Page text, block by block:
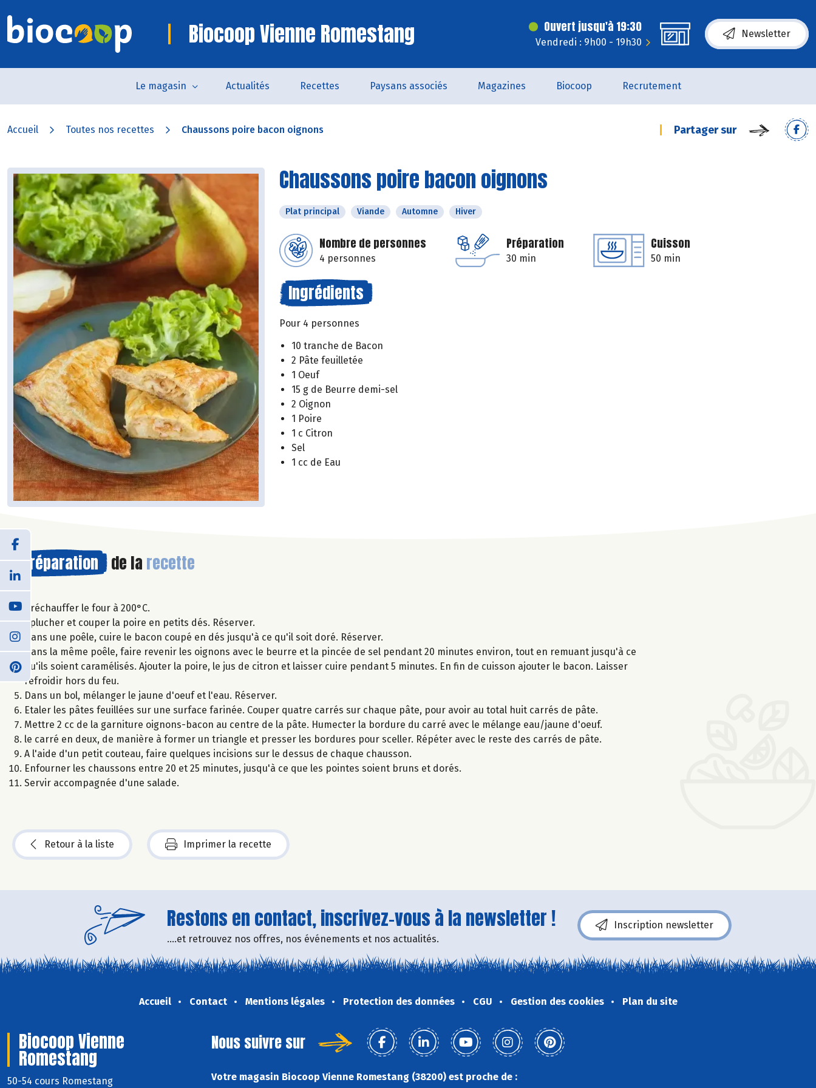
Biocoop Vienne Romestang Ouvert jusqu'à 19:30
Vendredi : 9h00 - 19h30
Newsletter
Le magasin Actualités Recettes Paysans associés Magazines Biocoop Recrutement
Accueil Toutes nos recettes Chaussons poire bacon oignons Partager sur
Chaussons poire bacon oignons
Plat principal Viande Automne Hiver
Nombre de personnes
4 personnes
Préparation
30 min
Cuisson
50 min
Ingrédients
Pour 4 personnes
10 tranche de Bacon
2 Pâte feuilletée
1 Oeuf
15 g de Beurre demi-sel
2 Oignon
1 Poire
1 c Citron
Sel
1 cc de Eau
Préparation de la recette
Préchauffer le four à 200°C.
Eplucher et couper la poire en petits dés. Réserver.
Dans une poêle, cuire le bacon coupé en dés jusqu'à ce qu'il soit doré. Réserver.
Dans la même poêle, faire revenir les oignons avec le beurre et la pincée de sel pendant 20 minutes environ, tout en remuant jusqu'à ce
qu'ils soient caramélisés. Ajouter la poire, le jus de citron et laisser cuire pendant 5 minutes. En fin de cuisson ajouter le bacon. Laisser
refroidir hors du feu.
Dans un bol, mélanger le jaune d'oeuf et l'eau. Réserver.
Etaler les pâtes feuillées sur une surface farinée. Couper quatre carrés sur chaque pâte, pour avoir au total huit carrés de pâte.
Mettre 2 cc de la garniture oignons-bacon au centre de la pâte. Humecter la bordure du carré avec le mélange eau/jaune d'oeuf.
le carré en deux, de manière à former un triangle et presser les bordures pour sceller. Répéter avec le reste des carrés de pâte.
A l'aide d'un petit couteau, faire quelques incisions sur le dessus de chaque chausson.
Enfourner les chaussons entre 20 et 25 minutes, jusqu'à ce que les pointes soient bruns et dorés.
Servir accompagnée d'une salade.
Retour à la liste Imprimer la recette
Restons en contact, inscrivez-vous à la newsletter !
....et retrouvez nos offres, nos événements et nos actualités.
Inscription newsletter
Accueil Contact Mentions légales Protection des données CGU Gestion des cookies Plan du site
Biocoop Vienne
Romestang
50-54 cours Romestang
Nous suivre sur
Votre magasin Biocoop Vienne Romestang (38200) est proche de :